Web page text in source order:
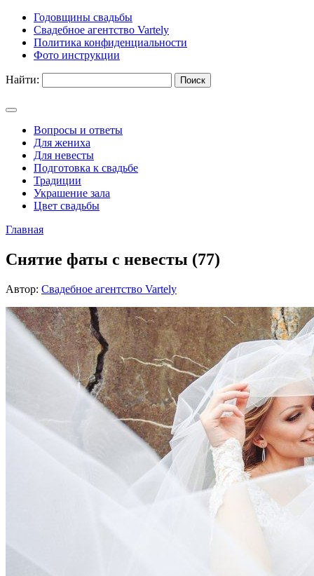
Годовщины свадьбы
Свадебное агентство Vartely
Политика конфиденциальности
Фото инструкции
Найти:
Вопросы и ответы
Для жениха
Для невесты
Подготовка к свадьбе
Традиции
Украшение зала
Цвет свадьбы
Главная
Снятие фаты с невесты (77)
Автор: Свадебное агентство Vartely